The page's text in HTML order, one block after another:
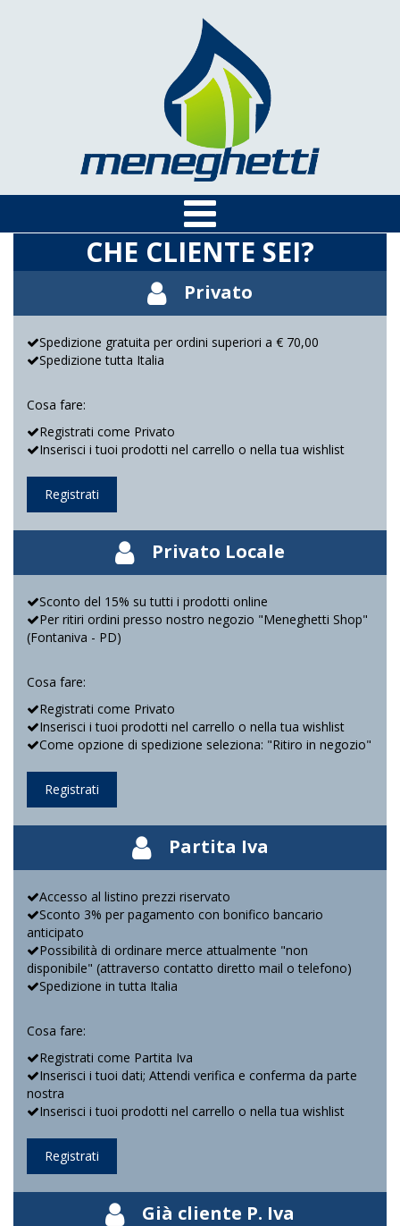
CHE CLIENTE SEI?
Privato
Spedizione gratuita per ordini superiori a € 70,00
Spedizione tutta Italia
Cosa fare:
Registrati come Privato
Inserisci i tuoi prodotti nel carrello o nella tua wishlist
Registrati
Privato Locale
Sconto del 15% su tutti i prodotti online
Per ritiri ordini presso nostro negozio "Meneghetti Shop"
(Fontaniva - PD)
Cosa fare:
Registrati come Privato
Inserisci i tuoi prodotti nel carrello o nella tua wishlist
Come opzione di spedizione seleziona: "Ritiro in negozio"
Registrati
Partita Iva
Accesso al listino prezzi riservato
Sconto 3% per pagamento con bonifico bancario
anticipato
Possibilità di ordinare merce attualmente "non
disponibile" (attraverso contatto diretto mail o telefono)
Spedizione in tutta Italia
Cosa fare:
Registrati come Partita Iva
Inserisci i tuoi dati; Attendi verifica e conferma da parte
nostra
Inserisci i tuoi prodotti nel carrello o nella tua wishlist
Registrati
Già cliente P. Iva